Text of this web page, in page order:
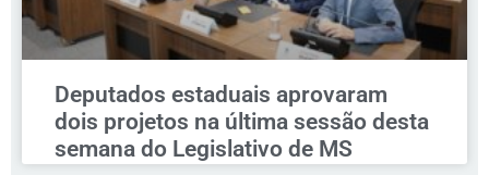
Deputados estaduais aprovaram
dois projetos na última sessão desta
semana do Legislativo de MS